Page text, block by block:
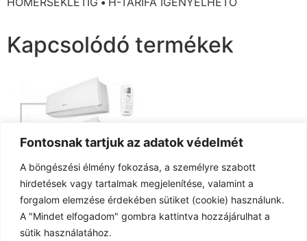
Fontosnak tartjuk az adatok védelmét
A böngészési élmény fokozása, a személyre szabott
hirdetések vagy tartalmak megjelenítése, valamint a
forgalom elemzése érdekében sütiket (cookie) használunk.
A "Mindet elfogadom" gombra kattintva hozzájárulhat a
sütik használatához.
Kapcsolódó termékek
Hisense DUAL split